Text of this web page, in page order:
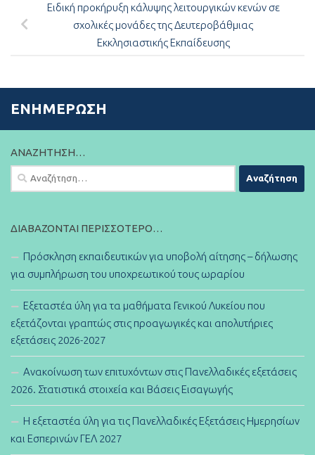
Ειδική προκήρυξη κάλυψης λειτουργικών κενών σε
σχολικές μονάδες της Δευτεροβάθμιας
Εκκλησιαστικής Εκπαίδευσης
ΕΝΗΜΈΡΩΣΗ
ΑΝΑΖΉΤΗΣΗ…
Αναζήτηση
για:
ΔΙΑΒΆΖΟΝΤΑΙ ΠΕΡΙΣΣΌΤΕΡΟ…
Πρόσκληση εκπαιδευτικών για υποβολή αίτησης – δήλωσης
για συμπλήρωση του υποχρεωτικού τους ωραρίου
Εξεταστέα ύλη για τα μαθήματα Γενικού Λυκείου που
εξετάζονται γραπτώς στις προαγωγικές και απολυτήριες
εξετάσεις 2026-2027
Ανακοίνωση των επιτυχόντων στις Πανελλαδικές εξετάσεις
2026. Στατιστικά στοιχεία και Βάσεις Εισαγωγής
Η εξεταστέα ύλη για τις Πανελλαδικές Εξετάσεις Ημερησίων
και Εσπερινών ΓΕΛ 2027